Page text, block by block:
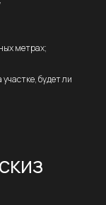
метрах;
будет ли